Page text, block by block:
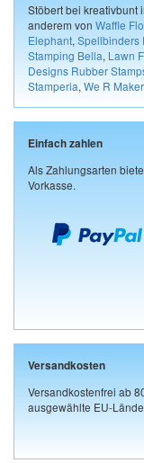
Stöbert bei kreativbunt
anderem von Waffle
Elephant, Spellbinders
Stamping Bella, Lawn
Designs Rubber
Stamperia, We R
Einfach zahlen
Als Zahlungsarten
Vorkasse.
Versandkosten
Versandkostenfrei ab
ausgewählte EU-